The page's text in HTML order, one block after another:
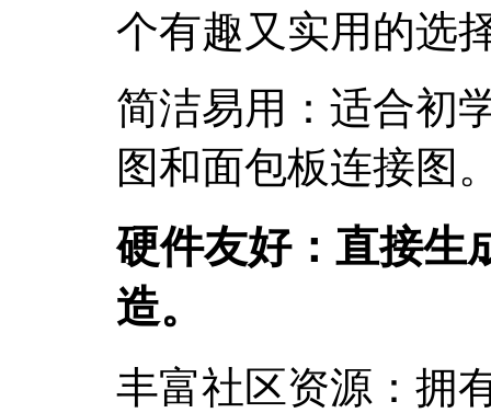
个有趣又实用的选
简洁易用：适合初
图和面包板连接图
硬件友好：直接生
造。
丰富社区资源：拥